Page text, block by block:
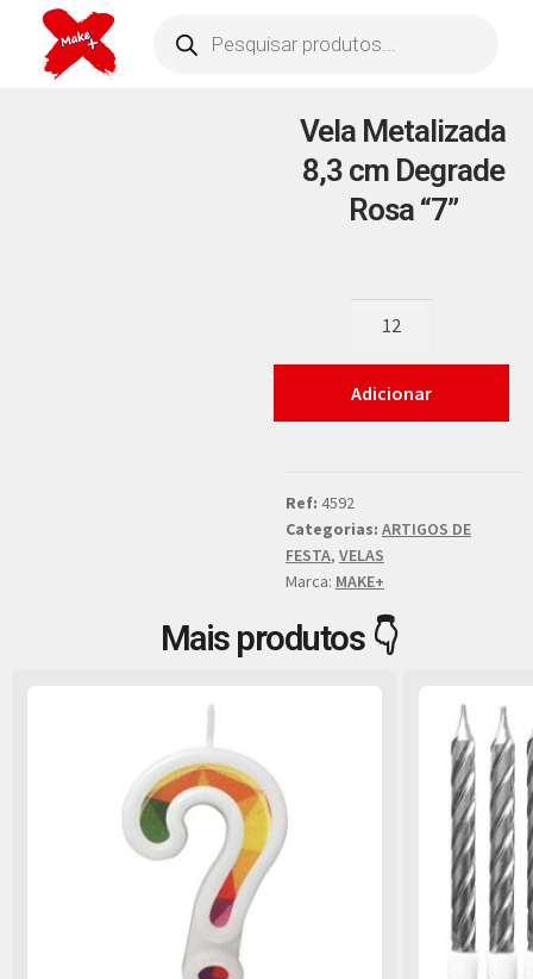
Vela Metalizada
8,3 cm Degrade
Rosa “7”
Adicionar
Ref: 4592
Categorias: ARTIGOS DE
FESTA, VELAS
Marca: MAKE+
Mais produtos 👇